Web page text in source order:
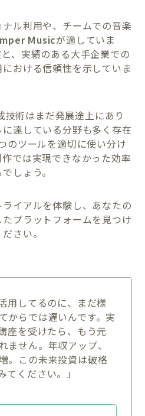
ル利用や、チームでの音楽
Musicが適していま
、実績のある大手企業での
おける信頼性を示していま
術はまだ発展途上にあり
達している分野も多く存在
のツールを適切に使い分け
では実現できなかった効率
しょう。
イアルを体験し、あなたの
プラットフォームを見つけ
さい。
用してるのに、まだ様
からでは遅いんです。実
座を受けたら、もう元
ません。年収アップ、
。この未来投資は破格
てください。」